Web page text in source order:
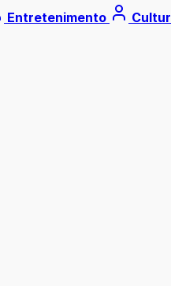
Entretenimento